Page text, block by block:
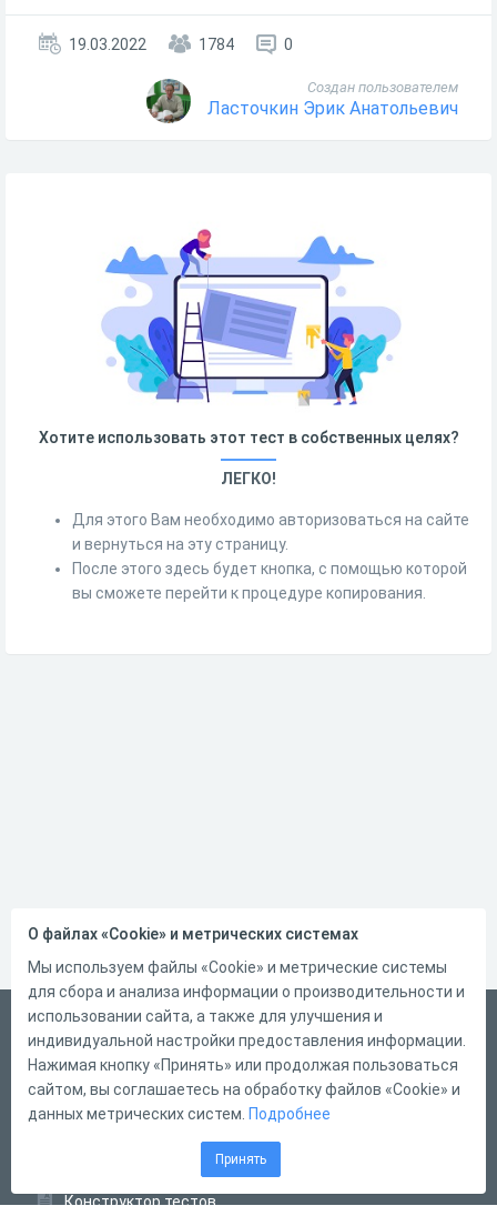
19.03.2022 1784 0
Создан пользователем
Ласточкин Эрик Анатольевич
Хотите использовать этот тест в собственных целях?
ЛЕГКО!
Для этого Вам необходимо авторизоваться на сайте
и вернуться на эту страницу.
После этого здесь будет кнопка, с помощью которой
вы сможете перейти к процедуре копирования.
Русский
Справка
Форма обратной связи
Конструктор тестов
О файлах «Cookie» и метрических системах
Мы используем файлы «Cookie» и метрические системы
для сбора и анализа информации о производительности и
использовании сайта, а также для улучшения и
индивидуальной настройки предоставления информации.
Нажимая кнопку «Принять» или продолжая пользоваться
сайтом, вы соглашаетесь на обработку файлов «Cookie» и
данных метрических систем. Подробнее
Принять